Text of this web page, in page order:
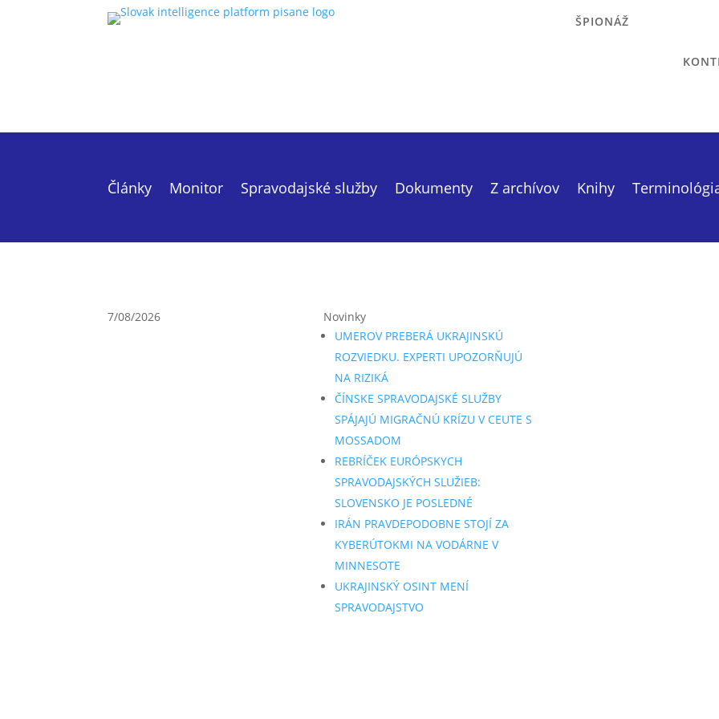
ŠPIONÁŽ
Články Monitor Spravodajské služby Dokumenty Z archívov Knihy
7/08/2026
Novinky
UMEROV PREBERÁ UKRAJINSKÚ
ROZVIEDKU. EXPERTI UPOZORŇUJÚ
NA RIZIKÁ
ČÍNSKE SPRAVODAJSKÉ SLUŽBY
SPÁJAJÚ MIGRAČNÚ KRÍZU V CEUTE S
MOSSADOM
REBRÍČEK EURÓPSKYCH
SPRAVODAJSKÝCH SLUŽIEB:
SLOVENSKO JE POSLEDNÉ
IRÁN PRAVDEPODOBNE STOJÍ ZA
KYBERÚTOKMI NA VODÁRNE V
MINNESOTE
UKRAJINSKÝ OSINT MENÍ
SPRAVODAJSTVO